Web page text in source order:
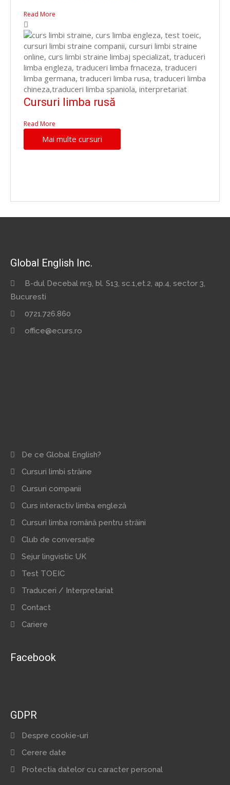
Read More
Cursuri limba rusă
Read More
Mai multe cursuri
Global English Inc.
B-dul Decebal nr.9, bl. S13, sc.1,et.2, ap.4, sector 3,
Bucuresti
0721.726.860
office@ecurs.ro
De ce Global English?
Cursuri limbi străine
Cursuri companii
Curs interactiv limba engleză
Cursuri limba română pentru străini
Club de conversație
Sejur lingvistic UK
Test TOEIC
Traduceri / Interpretariat
Contact
Cariere
Facebook
GDPR
Despre cookie-uri
Cerere date
Protectia datelor cu caracter personal